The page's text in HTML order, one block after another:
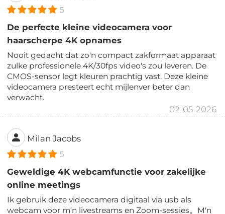
5
De perfecte kleine videocamera voor
haarscherpe 4K opnames
Nooit gedacht dat zo'n compact zakformaat apparaat
zulke professionele 4K/30fps video's zou leveren. De
CMOS-sensor legt kleuren prachtig vast. Deze kleine
videocamera presteert echt mijlenver beter dan
verwacht.
02-05-2026
Milan Jacobs
5
Geweldige 4K webcamfunctie voor zakelijke
online meetings
Ik gebruik deze videocamera digitaal via usb als
webcam voor m'n livestreams en Zoom-sessies。M'n